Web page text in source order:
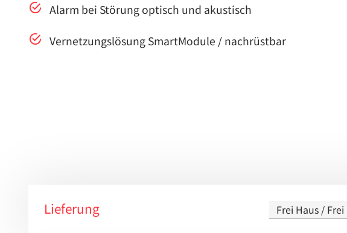
Alarm bei Störung optisch und akustisch
Vernetzungslösung SmartModule / nachrüstbar
Lieferung